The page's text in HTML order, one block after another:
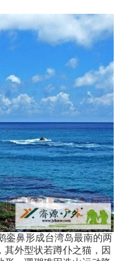
鼻形成台湾岛最南的两
外型状若蹲仆之猫，因